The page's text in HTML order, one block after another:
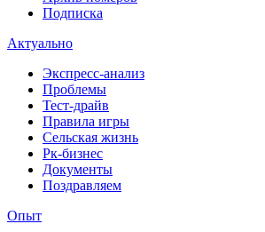
Подписка
Актуально
Экспресс-анализ
Проблемы
Тест-драйв
Правила игры
Сельская жизнь
Рк-бизнес
Документы
Поздравляем
Опыт